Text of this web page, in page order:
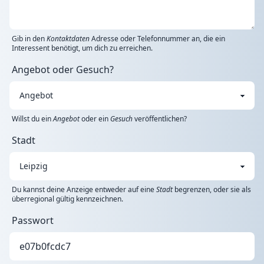
Gib in denKontaktdatenAdresse oder Telefonnummer an, die ein
Interessent benötigt, um dich zu erreichen.
Angebot oder Gesuch?
Willst du einAngebotoder einGesuchveröffentlichen?
Stadt
Du kannst deine Anzeige entweder auf eineStadtbegrenzen, oder sie als
überregional gültig kennzeichnen.
Passwort